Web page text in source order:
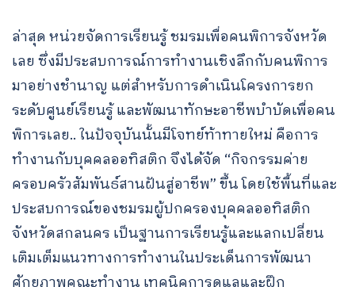
ล่าสุด หน่วยจัดการเรียนรู้ ชมรมเพื่อคนพิการจังหวัด
เลย ซึ่งมีประสบการณ์การทำงานเชิงลึกกับคนพิการ
มาอย่างชำนาญ แต่สำหรับการดำเนินโครงการยก
ระดับศูนย์เรียนรู้ และพัฒนาทักษะอาชีพบำบัดเพื่อคน
พิการเลย.. ในปัจจุบันนั้นมีโจทย์ท้าทายใหม่ คือการ
ทำงานกับบุคคลออทิสติก จึงได้จัด “กิจกรรมค่าย
ครอบครัวสัมพันธ์สานฝันสู่อาชีพ” ขึ้น โดยใช้พื้นที่และ
ประสบการณ์ของชมรมผู้ปกครองบุคคลออทิสติก
จังหวัดสกลนคร เป็นฐานการเรียนรู้และแลกเปลี่ยน
เติมเต็มแนวทางการทำงานในประเด็นการพัฒนา